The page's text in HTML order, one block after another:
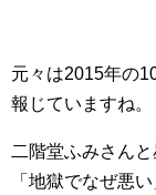
元々は2015年の
報じていますね。
二階堂ふみさん
「地獄でなぜ悪